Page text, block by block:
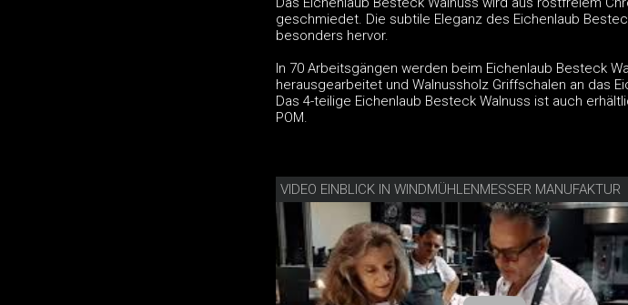
geschmiedet. Die subtile Eleganz des Eichenlaub
besonders hervor.
In 70 Arbeitsgängen werden beim Eichenlaub Besteck
herausgearbeitet und Walnussholz Griffschalen an das
Das 4-teilige Eichenlaub Besteck Walnuss ist auch
POM.
VIDEO EINBLICK IN WINDMÜHLENMESSER MANUFAKTUR